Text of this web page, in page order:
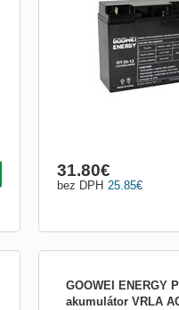
VRLA (AGM) vhodný pro
častého cyklování se
záložním zdrojem. Jde o
níž dochází k regulaci
pomocí ventilů (VRLA -
25.85€
bez DPH
31.80€
GOOWEI ENERGY
akumulátor VRLA